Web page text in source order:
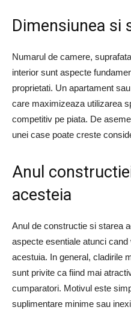
Dimensiunea si
Numarul de camere,
interior sunt aspecte
proprietati. Un apartament
care maximizeaza utilizarea
competitiv pe piata. De
unei case poate creste
Anul
acesteia
Anul de constructie si starea
aspecte esentiale atunci
acestuia. In general, cladirile
sunt privite ca fiind mai
cumparatori. Motivul este
suplimentare minime sau